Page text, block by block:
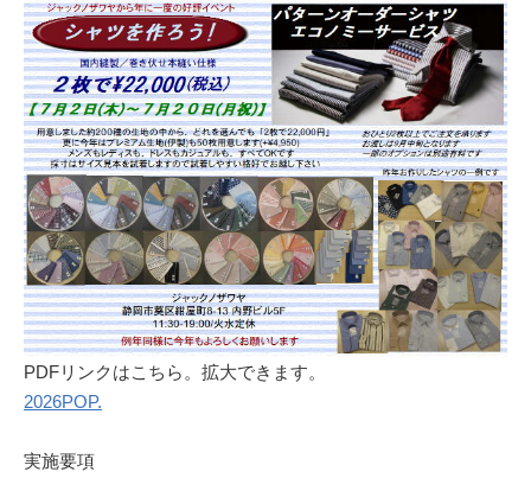
PDFリンクはこちら。拡大できます。
2026POP.
実施要項